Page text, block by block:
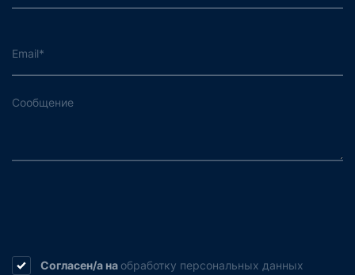
Согласен/а на обработку персональных данных